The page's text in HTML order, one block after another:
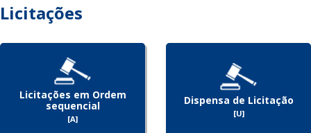
Licitações
Licitações em Ordem
sequencial
[A]
Dispensa de Licitação
[U]